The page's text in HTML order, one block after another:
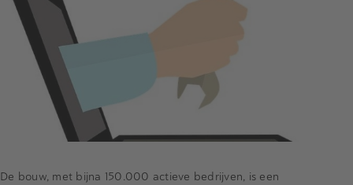
De bouw, met bijna 150.000 actieve bedrijven, is een